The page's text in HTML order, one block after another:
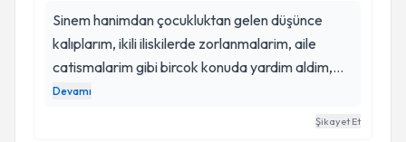
Sinem hanimdan çocukluktan gelen düşünce
kalıplarım, ikili iliskilerde zorlanmalarim, aile
catismalarim gibi bircok konuda yardim aldim,
kendisi gerçekten çok ilgili, çoğu zaman benim
hatırlayamadığım detayları bile hatırlaması, naif,
Devamı
Şikayet Et